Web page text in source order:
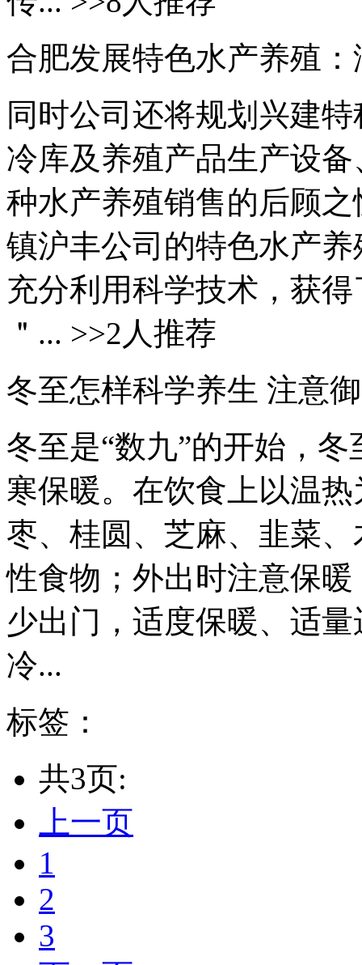
合肥发展特色水产养殖
同时公司还将规划兴建
冷库及养殖产品生产设
种水产养殖销售的后顾
镇沪丰公司的特色水产
充分利用科学技术，获
＂... >>2人推荐
冬至怎样科学养生 注意
冬至是“数九”的开始，
寒保暖。在饮食上以温
枣、桂圆、芝麻、韭菜
性食物；外出时注意保
少出门，适度保暖、适
冷...
标签：
共3页:
上一页
1
2
3